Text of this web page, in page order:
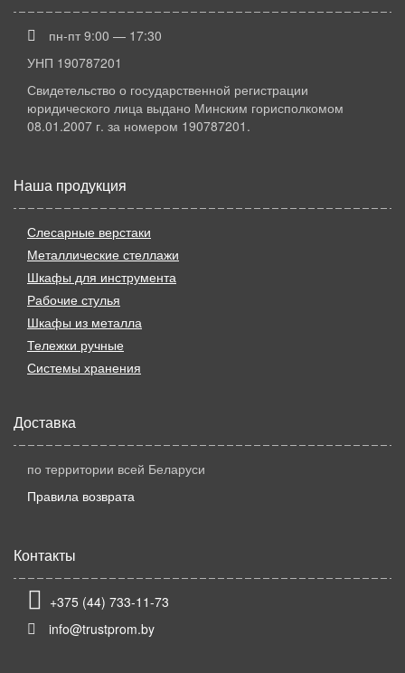
пн-пт 9:00 — 17:30
УНП 190787201
Свидетельство о государственной регистрации
юридического лица выдано Минским горисполкомом
08.01.2007 г. за номером 190787201.
Наша продукция
Слесарные верстаки
Металлические стеллажи
Шкафы для инструмента
Рабочие стулья
Шкафы из металла
Тележки ручные
Системы хранения
Доставка
по территории всей Беларуси
Правила возврата
Контакты
+375 (44) 733-11-73
info@trustprom.by